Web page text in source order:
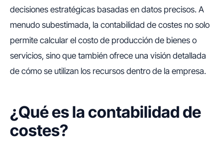
decisiones estratégicas basadas en datos precisos. A
menudo subestimada, la contabilidad de costes no solo
permite calcular el costo de producción de bienes o
servicios, sino que también ofrece una visión detallada
de cómo se utilizan los recursos dentro de la empresa.
¿Qué es la contabilidad de
costes?